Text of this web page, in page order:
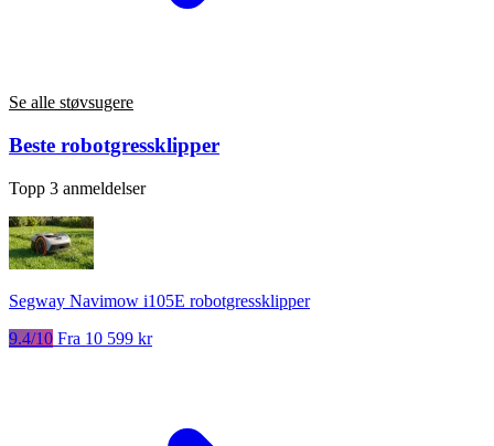
Se alle støvsugere
Beste robotgressklipper
Topp 3 anmeldelser
Segway Navimow i105E robotgressklipper
9.4/10 Fra 10 599 kr